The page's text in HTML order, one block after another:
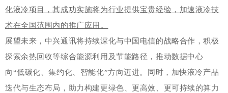
化液冷项目，其成功实施将为行业提供宝贵经验，加速液冷技
术在全国范围内的推广应用。
展望未来，中兴通讯将持续深化与中国电信的战略合作，积极
探索余热回收等综合能源利用及节能路径，推动数据中心
向“低碳化、集约化、智能化”方向迈进。同时，加快液冷产品
迭代与生态布局，助力构建更绿色、更高效、更可持续的算力